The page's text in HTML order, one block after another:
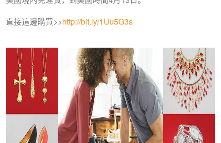
直接這邊購買>>http://bit.ly/1Uu5G3s